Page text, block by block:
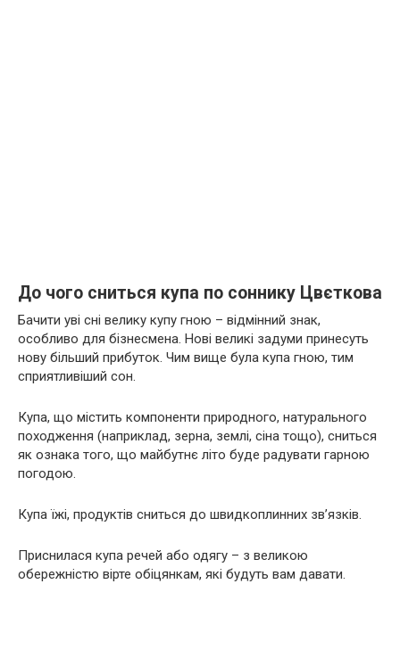
До чого сниться купа по соннику Цвєткова
Бачити уві сні велику купу гною – відмінний знак,
особливо для бізнесмена. Нові великі задуми принесуть
нову більший прибуток. Чим вище була купа гною, тим
сприятливіший сон.
Купа, що містить компоненти природного, натурального
походження (наприклад, зерна, землі, сіна тощо), сниться
як ознака того, що майбутнє літо буде радувати гарною
погодою.
Купа їжі, продуктів сниться до швидкоплинних зв’язків.
Приснилася купа речей або одягу – з великою
обережністю вірте обіцянкам, які будуть вам давати.